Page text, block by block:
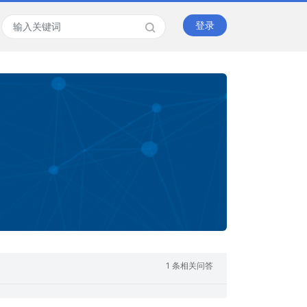
登录
1 条相关问答